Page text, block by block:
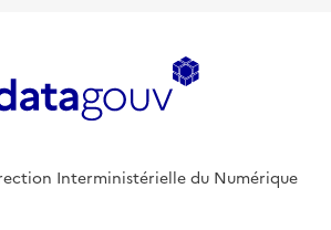
Interministérielle du Numérique